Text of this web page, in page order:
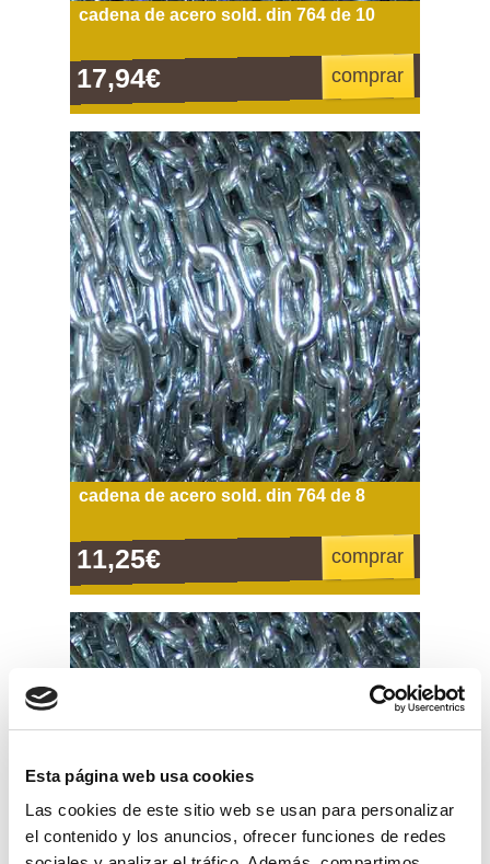
Esta página web usa cookies
Las cookies de este sitio web se usan para personalizar
el contenido y los anuncios, ofrecer funciones de redes
cadena de acero sold. din 764 de 10
17,94€ comprar
cadena de acero sold. din 764 de 8
11,25€ comprar